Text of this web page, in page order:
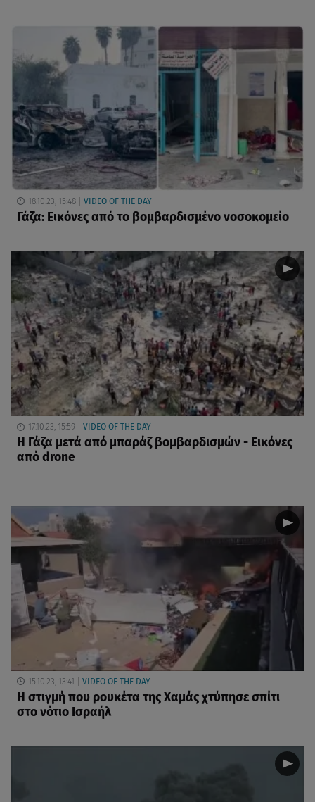
18.10.23, 15:48 VIDEO OF THE DAY
Γάζα: Εικόνες από το βομβαρδισμένο νοσοκομείο
17.10.23, 15:59 VIDEO OF THE DAY
Η Γάζα μετά από μπαράζ βομβαρδισμών - Εικόνες
από drone
15.10.23, 13:41 VIDEO OF THE DAY
H στιγμή που ρουκέτα της Χαμάς χτύπησε σπίτι
στο νότιο Ισραήλ